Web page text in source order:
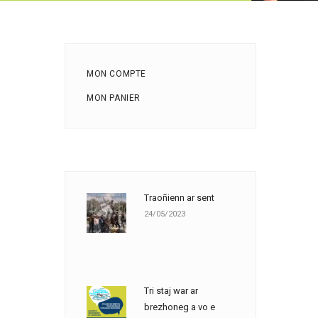
MON COMPTE
MON PANIER
Traoñienn ar sent
24/05/2023
Tri staj war ar
brezhoneg a vo e